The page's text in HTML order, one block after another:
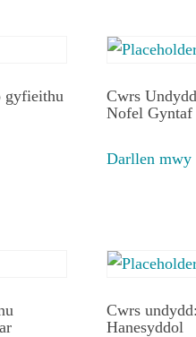
gyfieithu
Cwrs
Nofel Gyntaf
Darllen mwy
Cwrs
Hanesyddol